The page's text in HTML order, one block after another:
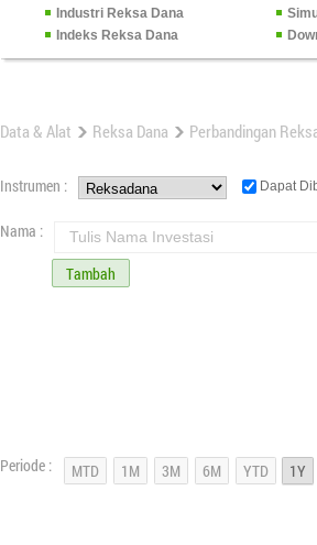
Industri Reksa Dana
Indeks Reksa Dana
Data & Alat Reksa Dana Perbandingan
Instrumen : Dapat
Nama : Tulis Nama Investasi
Tambah
Periode :